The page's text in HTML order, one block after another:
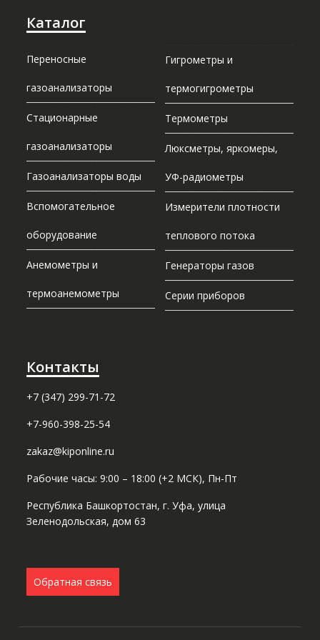
Каталог
Переносные
газоанализаторы
Стационарные
газоанализаторы
Газоанализаторы воды
Вспомогательное
оборудование
Анемометры и
термоанемометры
Гигрометры и
термогигрометры
Термометры
Люксметры, яркомеры,
УФ-радиометры
Измерители плотности
теплового потока
Генераторы газов
Серии приборов
Контакты
+7 (347) 299-71-72
+7-960-398-25-54
zakaz@kiponline.ru
Рабочие часы: 9:00 – 18:00 (+2 МСК), Пн-Пт
Республика Башкортостан, г. Уфа, улица
Зеленодольская, дом 63
Обратная связь